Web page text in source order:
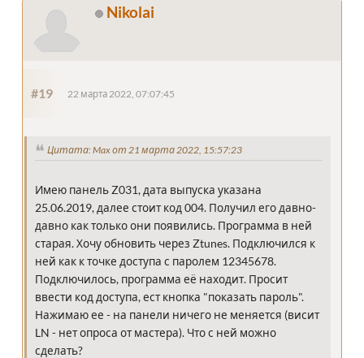
Nikolai
#19 22 марта 2022, 07:07:45
Цитата: Max от 21 марта 2022, 15:57:23
Имею панель Z031, дата выпуска указана
25.06.2019, далее стоит код 004. Получил его давно-
давно как только они появились. Программа в ней
старая. Хочу обновить через Ztunes. Подключился к
ней как к точке доступа с паролем 12345678.
Подключилось, программа её находит. Просит
ввести код доступа, ест кнопка "показать пароль".
Нажимаю ее - на панели ничего не меняется (висит
LN - нет опроса от мастера). Что с ней можно
сделать?